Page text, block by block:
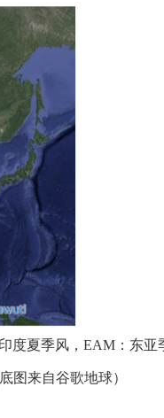
度夏季风，EAM：东亚
图来自谷歌地球）